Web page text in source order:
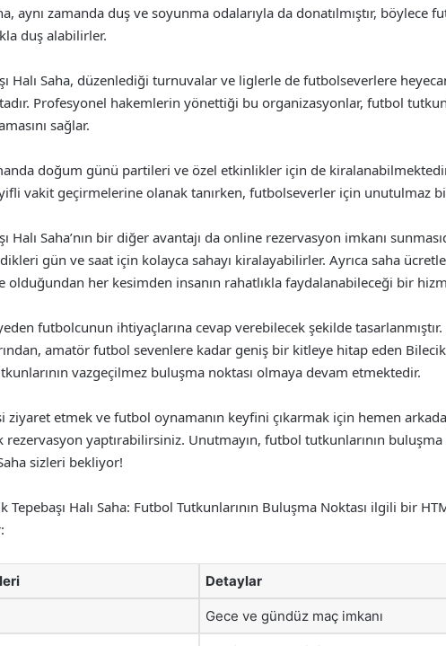
aynı zamanda duş ve soyunma odalarıyla da donatılmıştır, böylece
duş alabilirler.
Halı Saha, düzenlediği turnuvalar ve liglerle de futbolseverlere
Profesyonel hakemlerin yönettiği bu organizasyonlar, futbol
sağlar.
doğum günü partileri ve özel etkinlikler için de
vakit geçirmelerine olanak tanırken, futbolseverler için unutulmaz
Halı Saha’nın bir diğer avantajı da online rezervasyon imkanı
gün ve saat için kolayca sahayı kiralayabilirler. Ayrıca saha
olduğundan her kesimden insanın rahatlıkla faydalanabileceği bir
futbolcunun ihtiyaçlarına cevap verebilecek şekilde
amatör futbol sevenlere kadar geniş bir kitleye hitap eden Bilecik
vazgeçilmez buluşma noktası olmaya devam etmektedir.
ziyaret etmek ve futbol oynamanın keyfini çıkarmak için hemen
rezervasyon yaptırabilirsiniz. Unutmayın, futbol tutkunlarının
sizleri bekliyor!
Tepebaşı Halı Saha: Futbol Tutkunlarının Buluşma Noktası ilgili bir
Detaylar
Gece ve gündüz maç imkanı